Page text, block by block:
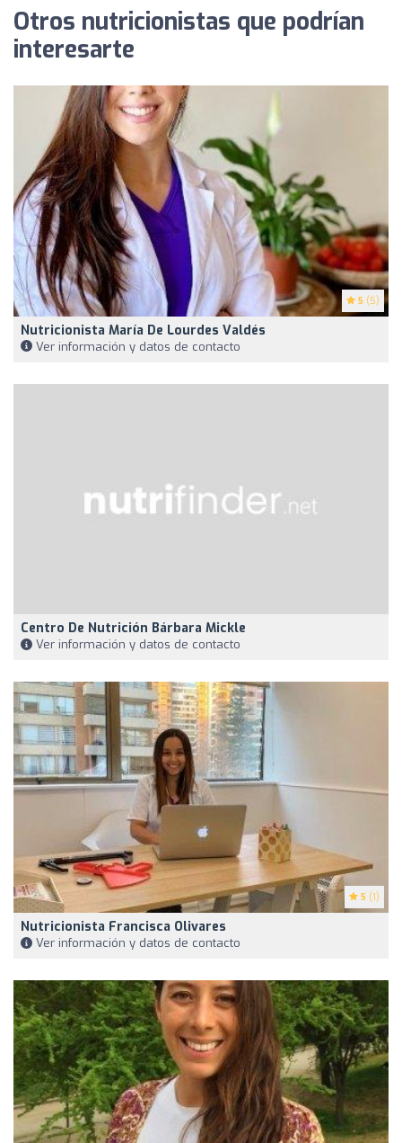
Otros nutricionistas que podrían
interesarte
5 (5)
Nutricionista María De Lourdes Valdés
Ver información y datos de contacto
Centro De Nutrición Bárbara Mickle
Ver información y datos de contacto
5 (1)
Nutricionista Francisca Olivares
Ver información y datos de contacto